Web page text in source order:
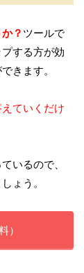
？ ツールで
する方が効
きます。
ていくだけ
いるので、
ょう。
）